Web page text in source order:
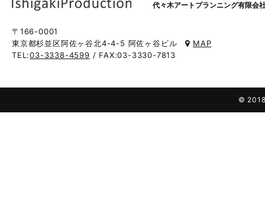
代々木アートプランニング有限会
〒166-0001
東京都杉並区阿佐ヶ谷北4-4-5 阿佐ヶ谷ビル
MAP
TEL:03-3338-4599 / FAX:03-3330-7813
© 2018